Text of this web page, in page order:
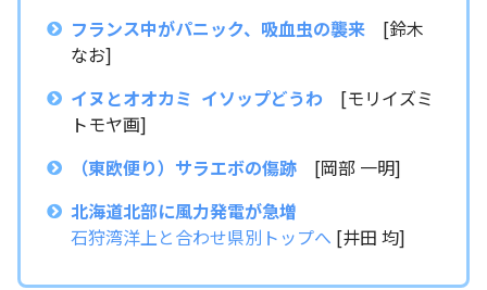
フランス中がパニック、吸血虫の襲来 [鈴木
なお]
イヌとオオカミ イソップどうわ [モリイズミ
トモヤ画]
（東欧便り）サラエボの傷跡 [岡部 一明]
北海道北部に風力発電が急増
石狩湾洋上と合わせ県別トップへ [井田 均]